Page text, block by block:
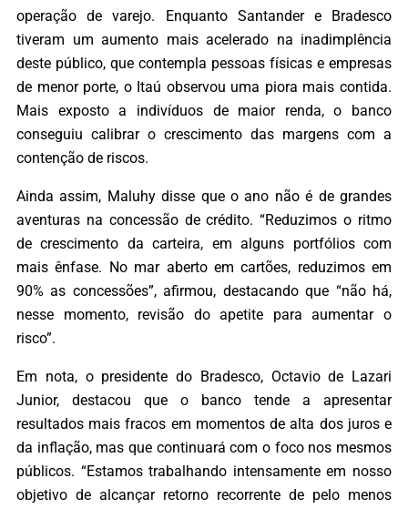
operação de varejo. Enquanto Santander e Bradesco
tiveram um aumento mais acelerado na inadimplência
deste público, que contempla pessoas físicas e empresas
de menor porte, o Itaú observou uma piora mais contida.
Mais exposto a indivíduos de maior renda, o banco
conseguiu calibrar o crescimento das margens com a
contenção de riscos.
Ainda assim, Maluhy disse que o ano não é de grandes
aventuras na concessão de crédito. “Reduzimos o ritmo
de crescimento da carteira, em alguns portfólios com
mais ênfase. No mar aberto em cartões, reduzimos em
90% as concessões”, afirmou, destacando que “não há,
nesse momento, revisão do apetite para aumentar o
risco”.
Em nota, o presidente do Bradesco, Octavio de Lazari
Junior, destacou que o banco tende a apresentar
resultados mais fracos em momentos de alta dos juros e
da inflação, mas que continuará com o foco nos mesmos
públicos. “Estamos trabalhando intensamente em nosso
objetivo de alcançar retorno recorrente de pelo menos